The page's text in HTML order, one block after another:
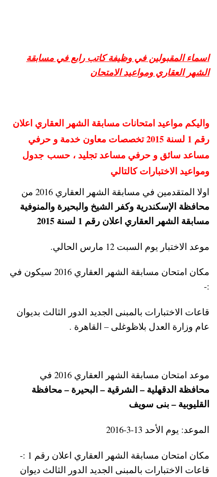
اسماء المقبولين في وظيفة كاتب رابع في مسابقة
الشهر العقاري ومواعيد الامتحان
واليكم مواعيد امتحانات مسابقة الشهر العقاري اعلان
رقم 1 لسنة 2015 تخصصات معاون خدمة و حرفي
مساعد سائق و حرفي مساعد تجليد ، حسب جدول
ومواعيد الاختبارات كالتالي
اولا المتقدمين في مسابقة الشهر العقاري 2016 من
محافظة الإسكندرية وكفر الشيخ والبحيرة والمنوفية
مسابقة الشهر العقاري اعلان رقم 1 لسنة 2015
موعد الاختبار يوم السبت 12 مارس الحالي.
مكان امتحان مسابقة الشهر العقاري 2016 سيكون في
:-
قاعات الاختبارات بالمبنى الجديد الدور الثالث بديوان
عام وزارة العدل بلاظوغلى – القاهرة .
موعد امتحان مسابقة الشهر العقاري 2016 في
محافظة الدقهلية – الشرقية – البحيرة – محافظة
القليوبية – بنى سويف
الموعد: يوم الأحد 13-3-2016
مكان امتحان مسابقة الشهر العقاري اعلان رقم 1 :-
قاعات الاختبارات بالمبنى الجديد الدور الثالث ديوان